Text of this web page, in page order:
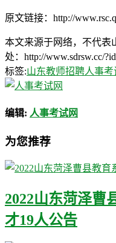
原文链接：http://
本文来源于网络，不代表
处：http://www.sdrsw.cc/
标签:山东教师招聘人事考
编辑: 人事考试网
为您推荐
2022山东菏泽曹
才19人公告